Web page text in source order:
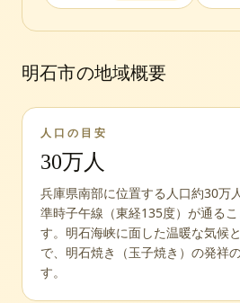
明石市の地域概要
人口の目安
30万人
兵庫県南部に位置する人口約30万
準時子午線（東経135度）が通る
す。明石海峡に面した温暖な気候
で、明石焼き（玉子焼き）の発祥
す。